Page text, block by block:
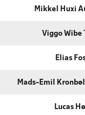
Mikkel Huxi
Viggo Wibe
Elias
Mads-Emil
Lucas